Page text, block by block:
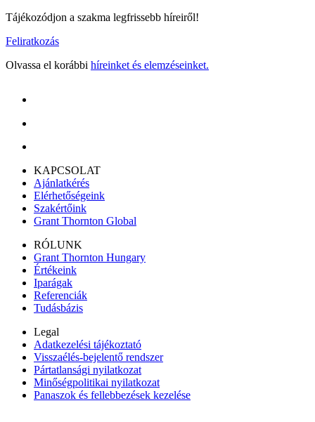
Tájékozódjon a szakma legfrissebb híreiről!
Feliratkozás
Olvassa el korábbi híreinket és elemzéseinket.
KAPCSOLAT
Ajánlatkérés
Elérhetőségeink
Szakértőink
Grant Thornton Global
RÓLUNK
Grant Thornton Hungary
Értékeink
Iparágak
Referenciák
Tudásbázis
Legal
Adatkezelési tájékoztató
Visszaélés-bejelentő rendszer
Pártatlansági nyilatkozat
Minőségpolitikai nyilatkozat
Panaszok és fellebbezések kezelése